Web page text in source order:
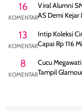
16
KOMENTAR
Viral Alumni
AS Demi Kejar
13
KOMENTAR
Intip Koleksi
Capai Rp 116
8
KOMENTAR
Cucu
Tampil